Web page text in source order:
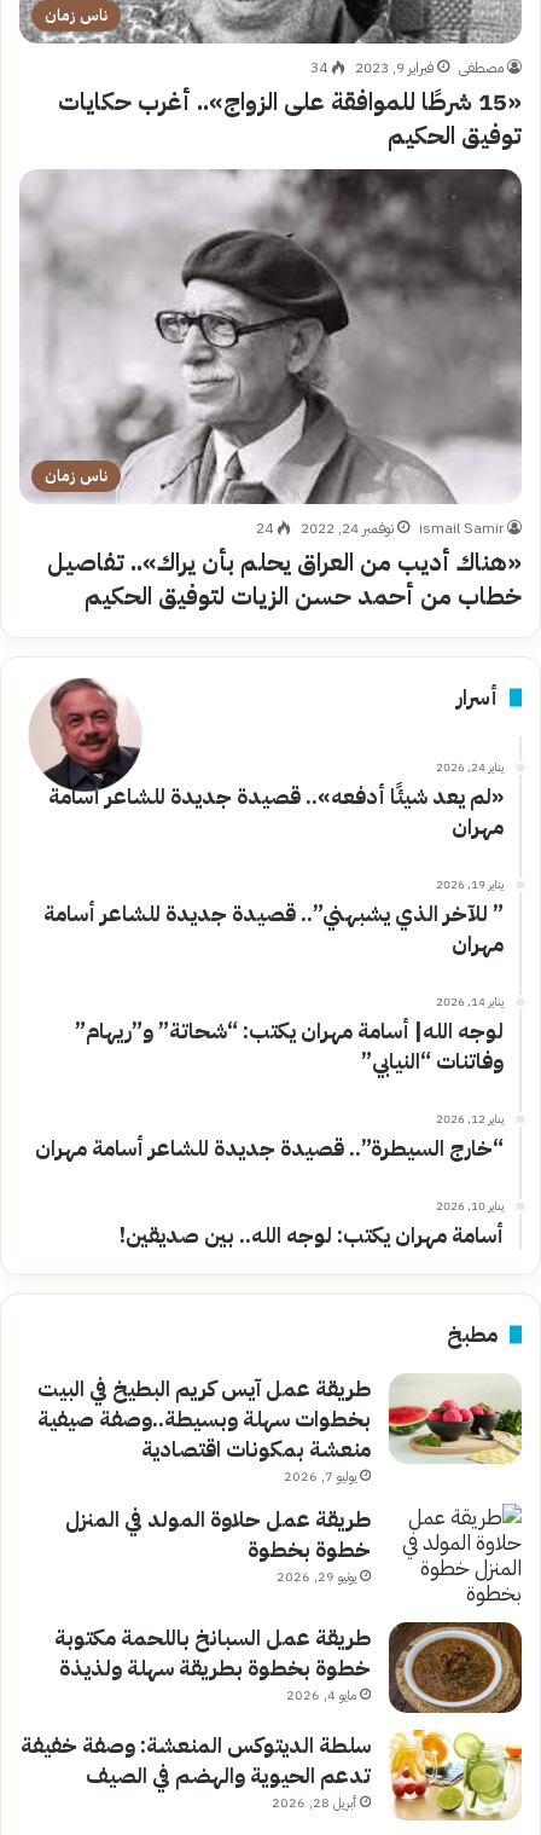
ناس زمان
مصطفى فبراير 9, 2023 34
«15 شرطًا للموافقة على الزواج».. أغرب حكايات
توفيق الحكيم
ناس زمان
ismail Samir نوفمبر 24, 2022 24
«هناك أديب من العراق يحلم بأن يراك».. تفاصيل
خطاب من أحمد حسن الزيات لتوفيق الحكيم
أسرار
يناير 24, 2026
«لم يعد شيئًا أدفعه».. قصيدة جديدة للشاعر أسامة
مهران
يناير 19, 2026
” للآخر الذي يشبهني”.. قصيدة جديدة للشاعر أسامة
مهران
يناير 14, 2026
لوجه الله| أسامة مهران يكتب: “شحاتة” و”ريهام”
وفاتنات “النيابي”
يناير 12, 2026
“خارج السيطرة”.. قصيدة جديدة للشاعر أسامة مهران
يناير 10, 2026
أسامة مهران يكتب: لوجه الله.. بين صديقين!
مطبخ
طريقة عمل آيس كريم البطيخ في البيت
بخطوات سهلة وبسيطة..وصفة صيفية
منعشة بمكونات اقتصادية
يوليو 7, 2026
طريقة عمل حلاوة المولد في المنزل
خطوة بخطوة
يونيو 29, 2026
طريقة عمل السبانخ باللحمة مكتوبة
خطوة بخطوة بطريقة سهلة ولذيذة
مايو 4, 2026
سلطة الديتوكس المنعشة: وصفة خفيفة
تدعم الحيوية والهضم في الصيف
أبريل 28, 2026